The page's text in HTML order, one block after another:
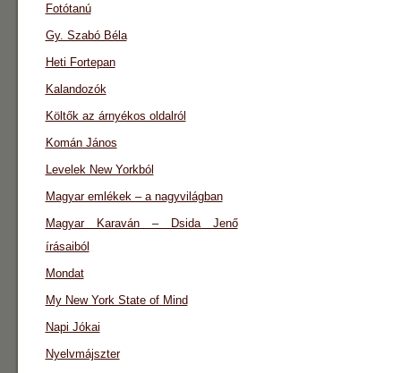
Fotótanú
Gy. Szabó Béla
Heti Fortepan
Kalandozók
Költők az árnyékos oldalról
Komán János
Levelek New Yorkból
Magyar emlékek – a nagyvilágban
Magyar Karaván – Dsida Jenő
írásaiból
Mondat
My New York State of Mind
Napi Jókai
Nyelvmájszter